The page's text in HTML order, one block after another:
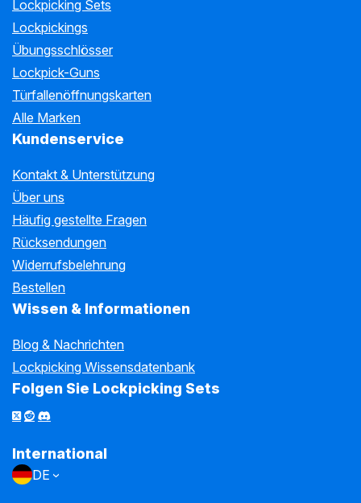
Lockpicking Sets
Lockpickings
Übungsschlösser
Lockpick-Guns
Türfallenöffnungskarten
Alle Marken
Kundenservice
Kontakt & Unterstützung
Über uns
Häufig gestellte Fragen
Rücksendungen
Widerrufsbelehrung
Bestellen
Wissen & Informationen
Blog & Nachrichten
Lockpicking Wissensdatenbank
Folgen Sie Lockpicking Sets
International
DE